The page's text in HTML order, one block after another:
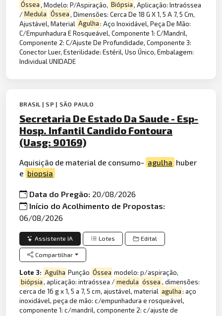
Óssea, Modelo: P/Aspiração, Biópsia, Aplicação: Intraóssea
/ Medula Óssea, Dimensões: Cerca De 18 G X 1, 5 A 7, 5 Cm,
Ajustável, Material Agulha: Aço Inoxidável, Peça De Mão:
C/Empunhadura E Rosqueável, Componente 1: C/Mandril,
Componente 2: C/Ajuste De Profundidade, Componente 3:
Conector Luer, Esterilidade: Estéril, Uso Único, Embalagem:
Individual UNIDADE
BRASIL | SP | SÃO PAULO
Secretaria De Estado Da Saude - Esp-
Hosp. Infantil Candido Fontoura
(Uasg: 90169)
Aquisição de material de consumo- agulha huber
e biopsia
Data do Pregão: 20/08/2026
Início do Acolhimento de Propostas:
06/08/2026
Assistente IA Lotes Edital
Compartilhar
Lote 3: Agulha Punção Óssea modelo: p/aspiração,
biópsia, aplicação: intraóssea /medula óssea , dimensões:
cerca de 16 g x 1, 5 a 7, 5 cm, ajustável, material agulha: aço
inoxidável, peça de mão: c/empunhadura e rosqueável,
componente 1: c/mandril, componente 2: c/ajuste de